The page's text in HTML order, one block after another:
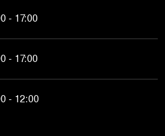
- 17:00
- 17:00
- 12:00